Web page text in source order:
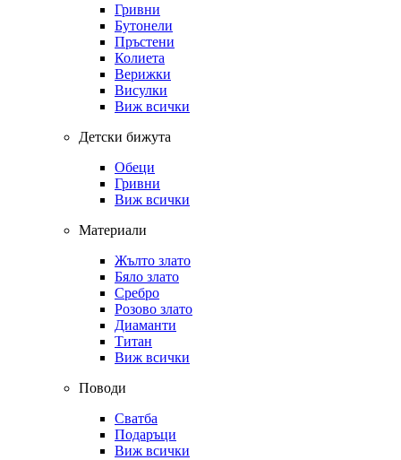
Гривни
Бутонели
Пръстени
Колиета
Верижки
Висулки
Виж всички
Детски бижута
Обеци
Гривни
Виж всички
Материали
Жълто злато
Бяло злато
Сребро
Розово злато
Диаманти
Титан
Виж всички
Поводи
Сватба
Подаръци
Виж всички